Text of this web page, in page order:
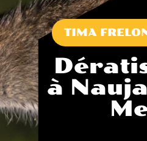
TIMA
à